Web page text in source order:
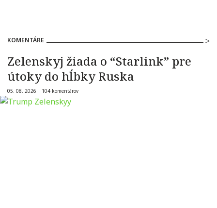
KOMENTÁRE
Zelenskyj žiada o “Starlink” pre
útoky do hĺbky Ruska
05. 08. 2026 | 104 komentárov